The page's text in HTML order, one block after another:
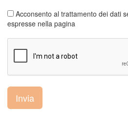
Acconsento al trattamento dei dati
espresse nella pagina
Invia